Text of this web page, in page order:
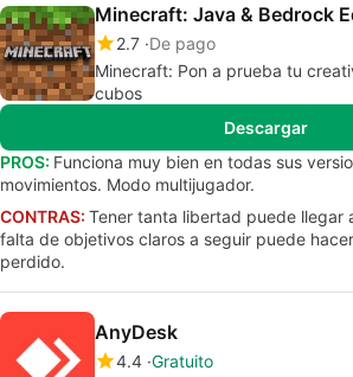
Minecraft: Java & Bedrock
2.7 De pago
Minecraft: Pon a prueba tu
cubos
Descargar
PROS: Funciona muy bien en todas sus
movimientos. Modo multijugador.
CONTRAS: Tener tanta libertad puede llegar
falta de objetivos claros a seguir puede
perdido.
AnyDesk
4.4 Gratuito